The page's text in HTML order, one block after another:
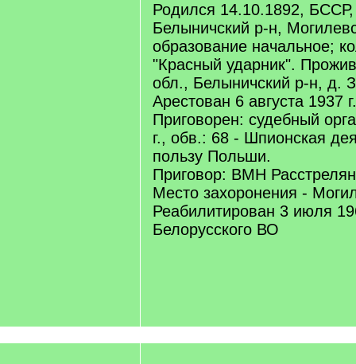
Родился 14.10.1892,
Белыничский р-н,
образование начальное;
"Красный ударник".
обл., Белыничский р-н, д.
Арестован 6 августа 1937 г.
Приговорен: судебный
г., обв.: 68 - Шпионская
пользу Польши.
Приговор: ВМН
Место захоронения -
Реабилитирован 3 июля
Белорусского ВО